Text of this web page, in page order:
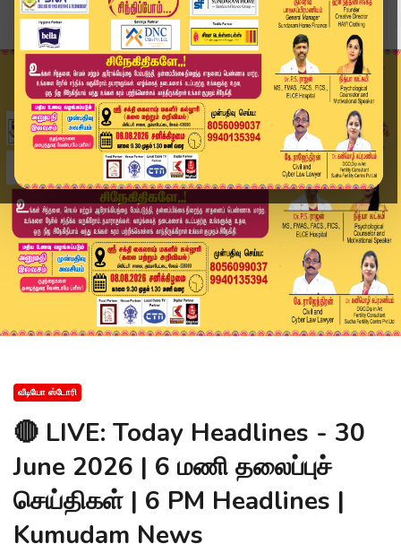
Home
வீடியோ ஸ்டோரி
🔴 LIVE: Today Headlines - 30 June 2026 | 6 மணி...
வீடியோ ஸ்டோரி
🔴 LIVE: Today Headlines - 30
June 2026 | 6 மணி தலைப்புச்
செய்திகள் | 6 PM Headlines |
Kumudam News